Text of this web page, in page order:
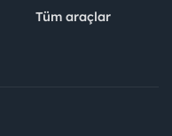
Tüm araçlar